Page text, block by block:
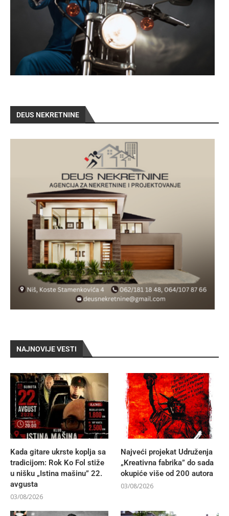
DEUS NEKRETNINE
NAJNOVIJE VESTI
Kada gitare ukrste koplja sa
tradicijom: Rok Ko Fol stiže
u nišku „Istina mašinu” 22.
avgusta
03/08/2026
Najveći projekat Udruženja
„Kreativna fabrika” do sada
okupiće više od 200 autora
03/08/2026